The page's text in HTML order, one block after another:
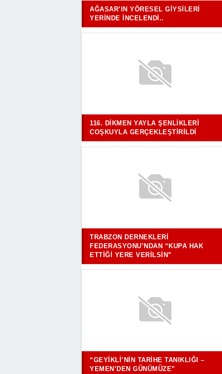
AĞASAR’IN YÖRESEL GIYSILERI
YERINDE İNCELENDI..
116. DIKMEN YAYLA ŞENLIKLERI
COŞKUYLA GERÇEKLEŞTIRILDI
TRABZON DERNEKLERI
FEDERASYONU’NDAN “KUPA HAK
ETTIĞI YERE VERILSIN”
“GEYIKLI’NIN TARIHE TANIKLIĞI –
YEMEN’DEN GÜNÜMÜZE”